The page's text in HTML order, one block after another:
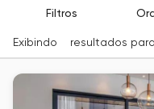
Filtros
Exibindo resultados